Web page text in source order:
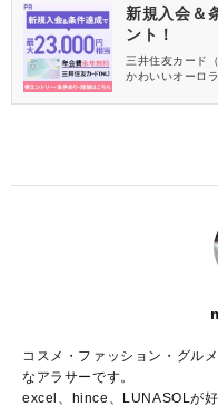
新規入会＆
ント！
三井住友カード
かわいいオーロ
コスメ・ファッション・グル
なアラサーです。
excel、hince、LUNASOLが